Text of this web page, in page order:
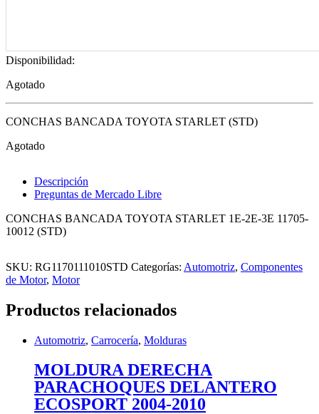
Disponibilidad:
Agotado
CONCHAS BANCADA TOYOTA STARLET (STD)
Agotado
Descripción
Preguntas de Mercado Libre
CONCHAS BANCADA TOYOTA STARLET 1E-2E-3E 11705-
10012 (STD)
SKU: RG1170111010STD Categorías: Automotriz, Componentes
de Motor, Motor
Productos relacionados
Automotriz, Carrocería, Molduras
MOLDURA DERECHA
PARACHOQUES DELANTERO
ECOSPORT 2004-2010